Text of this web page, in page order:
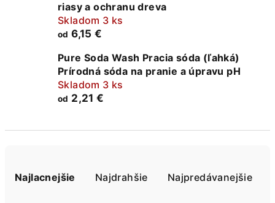
riasy a ochranu dreva
Skladom 3 ks
od 6,15 €
Pure Soda Wash Pracia sóda (ľahká)
Prírodná sóda na pranie a úpravu pH
Skladom 3 ks
od 2,21 €
Najlacnejšie Najdrahšie Najpredávanejšie